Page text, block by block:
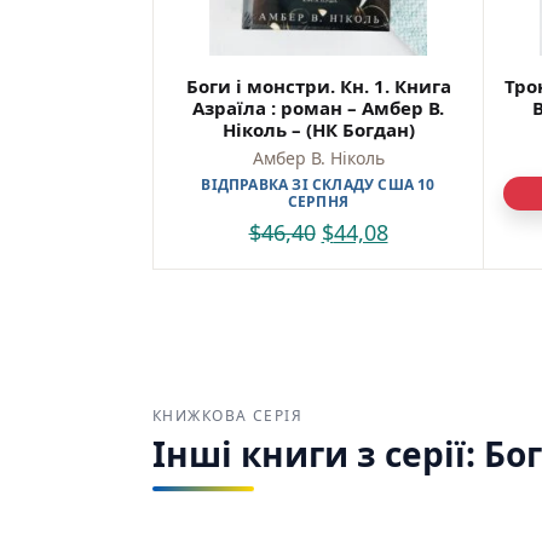
Хто
Боги і монстри. Кн. 1. Книга
Азраїла : роман – Амбер В.
Ніколь – (НК Богдан)
Амбер В. Ніколь
ВІДПРАВКА ЗІ СКЛАДУ США 10
СЕРПНЯ
$46,40 $44,08
КНИЖКОВА СЕРІЯ
Інші книги з серії: